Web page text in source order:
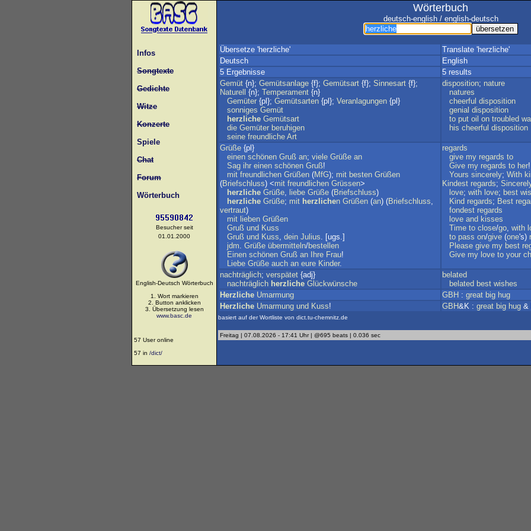
Infos
Songtexte
Gedichte
Witze
Konzerte
Spiele
Chat
Forum
Wörterbuch
Besucher seit
01.01.2000
English-Deutsch Wörterbuch
1. Wort markieren
2. Button anklicken
3. Übersetzung lesen
www.basc.de
57 User online
57 in /dict/
Wörterbuch
deutsch-english / english-deutsch
Übersetze 'herzliche'
Translate 'herzliche'
Deutsch
English
5 Ergebnisse
5 results
Gemüt {n}; Gemütsanlage {f}; Gemütsart {f}; Sinnesart {f};
Naturell
{n}; Temperament {n}
Gemüter {pl}; Gemütsarten {pl}; Veranlagungen {pl}
sonniges Gemüt
herzliche Gemütsart
die Gemüter beruhigen
seine freundliche Art
disposition; nature
natures
cheerful disposition
genial disposition
to put oil on troubled
his cheerful disposition
Grüße {pl}
einen schönen Gruß an; viele Grüße an
Sag ihr einen schönen Gruß!
mit freundlichen Grüßen (MfG); mit besten Grüßen
(Briefschluss) <mit freundlichen Grüssen>
herzliche Grüße, liebe Grüße (Briefschluss)
herzliche Grüße; mit herzlichen Grüßen (an) (Briefschluss,
vertraut)
mit lieben Grüßen
Gruß und Kuss
Gruß und Kuss, dein Julius. [ugs.]
jdm. Grüße übermitteln/bestellen
Einen schönen Gruß an Ihre Frau!
Liebe Grüße auch an eure Kinder.
regards
give my regards to
Give my regards to her!
Yours sincerely; With
Kindest regards;
love; with love; best
Kind regards; Best
fondest regards
love and kisses
Time to close/go, with
to pass on/give (one's)
Please give my best
Give my love to your
nachträglich; verspätet {adj}
nachträglich herzliche Glückwünsche
belated
belated best wishes
Herzliche Umarmung GBH : great big hug
Herzliche Umarmung und Kuss! GBH&K : great big hug &
basiert auf der Wortliste von dict.tu-chemnitz.de
Freitag | 07.08.2026 - 17:41 Uhr | @695 beats | 0.036 sec